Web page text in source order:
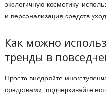
экологичную косметику,
и персонализация средств
Как можно
тренды в
Просто внедряйте
средствами, подчеркивайте